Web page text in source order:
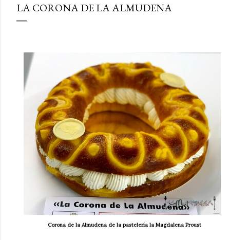
satisface. Estas alubias crujientes al horno van a cambiar
por completo tu forma de ver las legumbres. Olvídate de
revolucionaria, transformaremos un ingrediente tan
humilde como la alubia de La Bañeza en un snack ligero,
dorado, cargado de proteína y 100% natural. Es el
sustituto perfecto a los frutos se...
LA CORONA DE LA ALMUDENA
Corona de la Almudena de la pastelería la Magdalena Proust